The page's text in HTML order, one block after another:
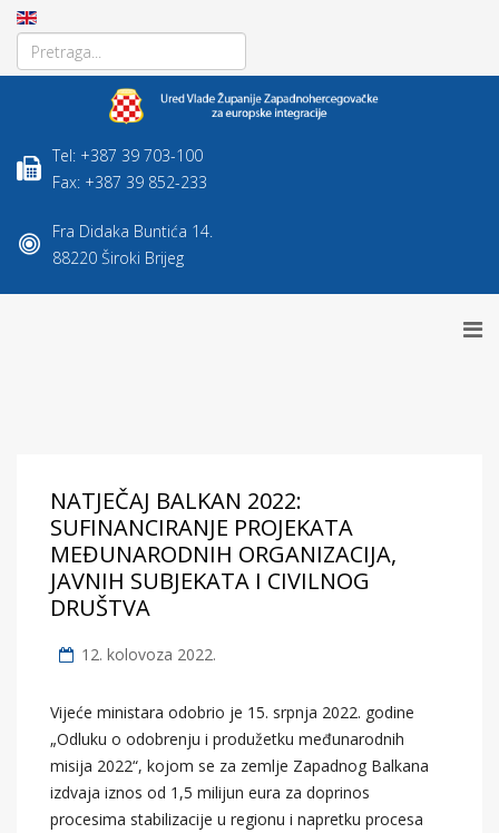
Tel: +387 39 703-100
Fax: +387 39 852-233
Fra Didaka Buntića 14.
88220 Široki Brijeg
NATJEČAJ BALKAN 2022:
SUFINANCIRANJE PROJEKATA
MEĐUNARODNIH ORGANIZACIJA,
JAVNIH SUBJEKATA I CIVILNOG
DRUŠTVA
12. kolovoza 2022.
Vijeće ministara odobrio je 15. srpnja 2022. godine
„Odluku o odobrenju i produžetku međunarodnih
misija 2022“, kojom se za zemlje Zapadnog Balkana
izdvaja iznos od 1,5 milijun eura za doprinos
procesima stabilizacije u regionu i napretku procesa